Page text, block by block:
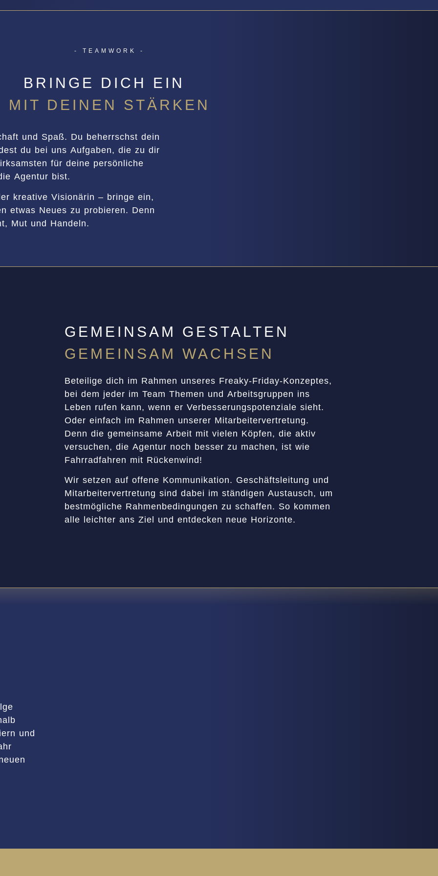
- TEAMWORK -
BRINGE DICH EIN
MIT DEINEN STÄRKEN
und Spaß. Du beherrschst dein
du bei uns Aufgaben, die zu dir
für deine persönliche
Agentur bist.
kreative Visionärin – bringe ein,
etwas Neues zu probieren. Denn
Mut und Handeln.
GEMEINSAM GESTALTEN
GEMEINSAM WACHSEN
Beteilige dich im Rahmen unseres Freaky-Friday-Konzeptes,
bei dem jeder im Team Themen und Arbeitsgruppen ins
Leben rufen kann, wenn er Verbesserungspotenziale sieht.
Oder einfach im Rahmen unserer Mitarbeitervertretung.
Denn die gemeinsame Arbeit mit vielen Köpfen, die aktiv
versuchen, die Agentur noch besser zu machen, ist wie
Fahrradfahren mit Rückenwind!
Wir setzen auf offene Kommunikation. Geschäftsleitung und
Mitarbeitervertretung sind dabei im ständigen Austausch, um
bestmögliche Rahmenbedingungen zu schaffen. So kommen
alle leichter ans Ziel und entdecken neue Horizonte.
und